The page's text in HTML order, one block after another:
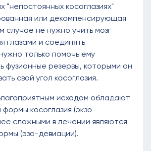
"непостоянных косоглазиях"
или декомпенсирующая
случае не нужно учить мозг
глазами и соединять
только помочь ему
фузионные резервы, которыми он
свой угол косоглазия.
исходом обладают
косоглазия (экзо-
сложными в лечении являются
(эзо-девиации).